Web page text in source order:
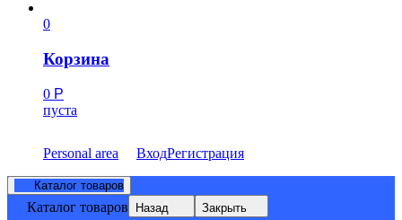
0
Корзина
0 Р
пуста
Personal area ВходРегистрация
Каталог товаров
Каталог товаров Назад Закрыть